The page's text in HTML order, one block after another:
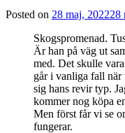
Posted on 28 maj, 202228
Skogspromenad.
Är han på väg ut
med. Det skulle
går i vanliga fall
sig hans revir typ.
kommer nog köpa
Men först får vi se
fungerar.